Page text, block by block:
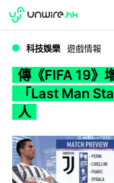
WWDC 2026
科技娛樂 遊戲情報
傳《FIFA 19》
「Last Man
人